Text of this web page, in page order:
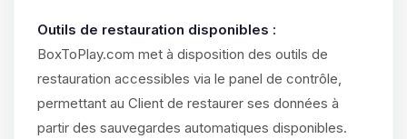
Outils de restauration disponibles :
BoxToPlay.com met à disposition des outils de
restauration accessibles via le panel de contrôle,
permettant au Client de restaurer ses données à
partir des sauvegardes automatiques disponibles.